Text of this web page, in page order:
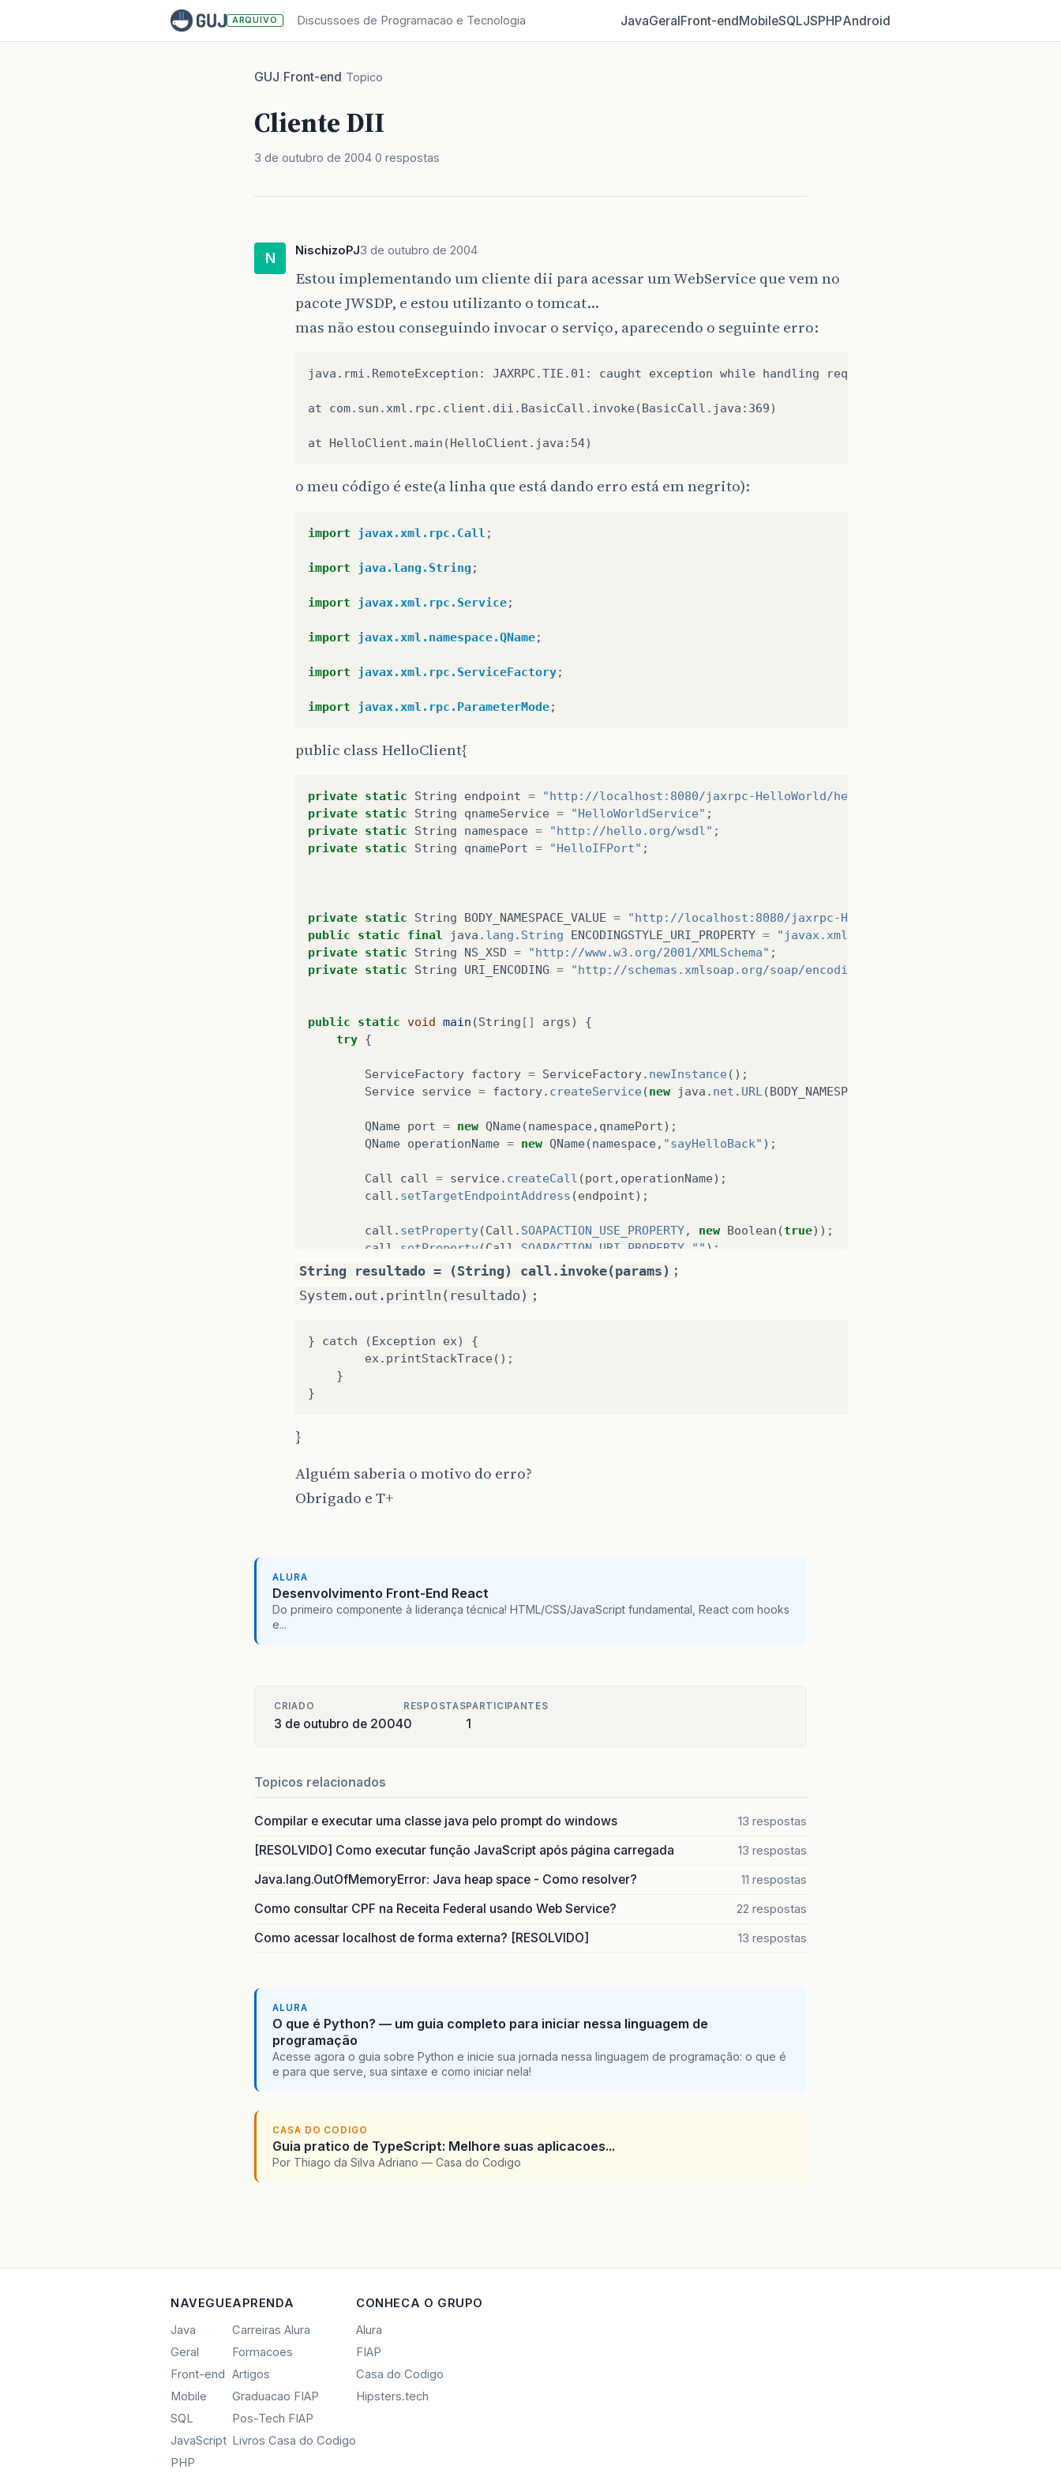
ARQUIVO Discussoes de Programacao e Tecnologia JavaGeralFront‑endMobileSQLJSPHPAndroid
GUJ/Front-end/Topico
Cliente DII
3 de outubro de 2004 0 respostas
N NischizoPJ3 de outubro de 2004
Estou implementando um cliente dii para acessar um WebService que vem no
pacote JWSDP, e estou utilizanto o tomcat…
mas não estou conseguindo invocar o serviço, aparecendo o seguinte erro:
java.rmi.RemoteException: JAXRPC.TIE.01: caught exception while handling request: deserialization error:
at com.sun.xml.rpc.client.dii.BasicCall.invoke(BasicCall.java:369)
at HelloClient.main(HelloClient.java:54)
o meu código é este(a linha que está dando erro está em negrito):
import javax.xml.rpc.Call ;
import java.lang.String ;
import javax.xml.rpc.Service;
import javax.xml.namespace.QName;
import javax.xml.rpc.ServiceFactory;
import javax.xml.rpc.ParameterMode;
public class HelloClient{
private static String endpoint = "http://localhost:8080/jaxrpc-HelloWorld/hello"
private static String qnameService = "HelloWorldService" ;
private static String namespace = "http://hello.org/wsdl" ;
private static String qnamePort = "HelloIFPort" ;
private static String BODY_NAMESPACE_VALUE = "http://localhost:8080/jaxrpc-HelloWorld/hello?WSDL"
public
static final java . lang . String ENCODINGSTYLE_URI_PROPERTY =
private static String NS_XSD = "http://www.w3.org/2001/XMLSchema" ;
private static String URI_ENCODING = "http://schemas.xmlsoap.org/soap/encoding/"
public static void main (String [] args)
{
try {
ServiceFactory factory = ServiceFactory. newInstance();
Service service = factory. createService(new java . net . URL (BODY_NAMESPACE_VALUE
QName port = new QName(namespace, qnamePort);
QName operationName = new QName(namespace, "sayHelloBack" );
Call call = service. createCall (port , operationName);
call . setTargetEndpointAddress (endpoint);
call . setProperty(Call . SOAPACTION_USE_PROPERTY, new Boolean (true));
call
setProperty(Call SOAPACTION_URI_PROPERTY "" );
call . setProperty (ENCODINGSTYLE_URI_PROPERTY ,
QName QNAME_TYPE_STRING =
setOperationName
params [1] = "blz";
String resultado = (String) call.invoke(params) ;
System.out.println(resultado) ;
} catch (Exception ex) {
}
Alguém saberia o motivo do erro?
Obrigado e T+
ALURA
Desenvolvimento Front-End React
Do primeiro componente à liderança técnica! HTML/CSS/JavaScript fundamental, React com hooks
e...
CRIADO
3 de outubro de 2004
RESPOSTAS
0
PARTICIPANTES
1
Topicos relacionados
Compilar e executar uma classe java pelo prompt do windows 13 respostas
[RESOLVIDO] Como executar função JavaScript após página carregada 13 respostas
Java.lang.OutOfMemoryError: Java heap space - Como resolver? 11 respostas
Como consultar CPF na Receita Federal usando Web Service? 22 respostas
Como acessar localhost de forma externa? [RESOLVIDO] 13 respostas
ALURA
O que é Python? — um guia completo para iniciar nessa linguagem de
programação
Acesse agora o guia sobre Python e inicie sua jornada nessa linguagem de programação: o que é
e para que serve, sua sintaxe e como iniciar nela!
CASA DO CODIGO
Guia pratico de TypeScript: Melhore suas aplicacoes...
Por Thiago da Silva Adriano — Casa do Codigo
NAVEGUE
Java
Geral
Front-end
Mobile
SQL
JavaScript
PHP
APRENDA
Carreiras Alura
Formacoes
Artigos
Graduacao FIAP
Pos-Tech FIAP
Livros Casa do Codigo
CONHECA O GRUPO
Alura
FIAP
Casa do Codigo
Hipsters.tech